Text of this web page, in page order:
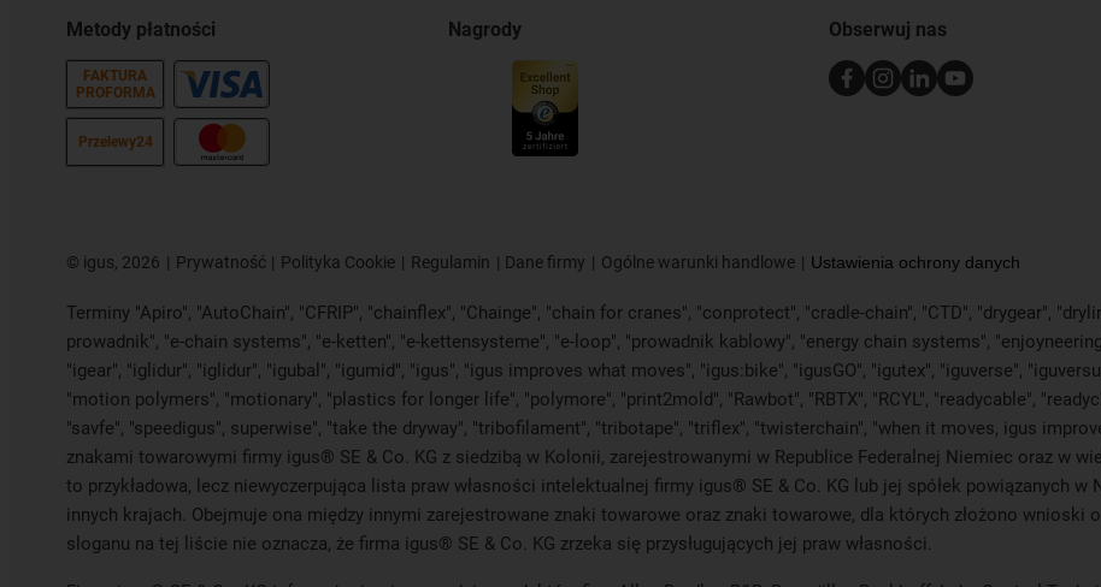
Metody płatności
FAKTURA
PROFORMA
Przelewy24
Nagrody Obserwuj nas
© igus, 2026 Prywatność Polityka Cookie Regulamin Dane firmy Ogólne warunki handlowe Ustawienia ochrony danych
Terminy "Apiro", "AutoChain", "CFRIP", "chainflex", "Chainge", "chain for cranes", "conprotect", "cradle-chain", "CTD", "drygear",
prowadnik", "e-chain systems", "e-ketten", "e-kettensysteme", "e-loop", "prowadnik kablowy", "energy chain systems",
"igear", "iglidur", "iglidur", "igubal", "igumid", "igus", "igus improves what moves", "igus:bike", "igusGO", "igutex", "iguverse",
"motion polymers", "motionary", "plastics for longer life", "polymore", "print2mold", "Rawbot", "RBTX", "RCYL", "readycable",
"savfe", "speedigus", superwise", "take the dryway", "tribofilament", "tribotape", "triflex", "twisterchain", "when it moves, igus
znakami towarowymi firmy igus® SE & Co. KG z siedzibą w Kolonii, zarejestrowanymi w Republice Federalnej Niemiec oraz w
to przykładowa, lecz niewyczerpująca lista praw własności intelektualnej firmy igus® SE & Co. KG lub jej spółek powiązanych
innych krajach. Obejmuje ona między innymi zarejestrowane znaki towarowe oraz znaki towarowe, dla których złożono wnioski
sloganu na tej liście nie oznacza, że firma igus® SE & Co. KG zrzeka się przysługujących jej praw własności.